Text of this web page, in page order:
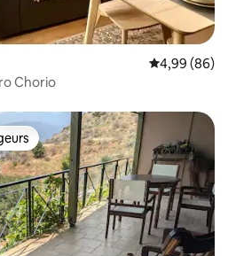
Évaluation
4,99 (86)
Chorio
les plus appréciés